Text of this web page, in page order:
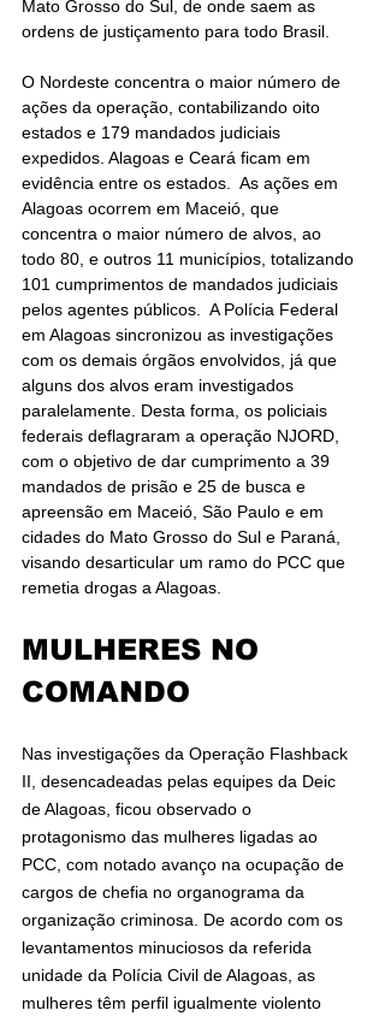
Mato Grosso do Sul, de onde saem as
ordens de justiçamento para todo Brasil.
O Nordeste concentra o maior número de
ações da operação, contabilizando oito
estados e 179 mandados judiciais
expedidos. Alagoas e Ceará ficam em
evidência entre os estados.  As ações em
Alagoas ocorrem em Maceió, que
concentra o maior número de alvos, ao
todo 80, e outros 11 municípios, totalizando
101 cumprimentos de mandados judiciais
pelos agentes públicos.  A Polícia Federal
em Alagoas sincronizou as investigações
com os demais órgãos envolvidos, já que
alguns dos alvos eram investigados
paralelamente. Desta forma, os policiais
federais deflagraram a operação NJORD,
com o objetivo de dar cumprimento a 39
mandados de prisão e 25 de busca e
apreensão em Maceió, São Paulo e em
cidades do Mato Grosso do Sul e Paraná,
visando desarticular um ramo do PCC que
remetia drogas a Alagoas.
MULHERES NO
COMANDO
Nas investigações da Operação Flashback
II, desencadeadas pelas equipes da Deic
de Alagoas, ficou observado o
protagonismo das mulheres ligadas ao
PCC, com notado avanço na ocupação de
cargos de chefia no organograma da
organização criminosa. De acordo com os
levantamentos minuciosos da referida
unidade da Polícia Civil de Alagoas, as
mulheres têm perfil igualmente violento